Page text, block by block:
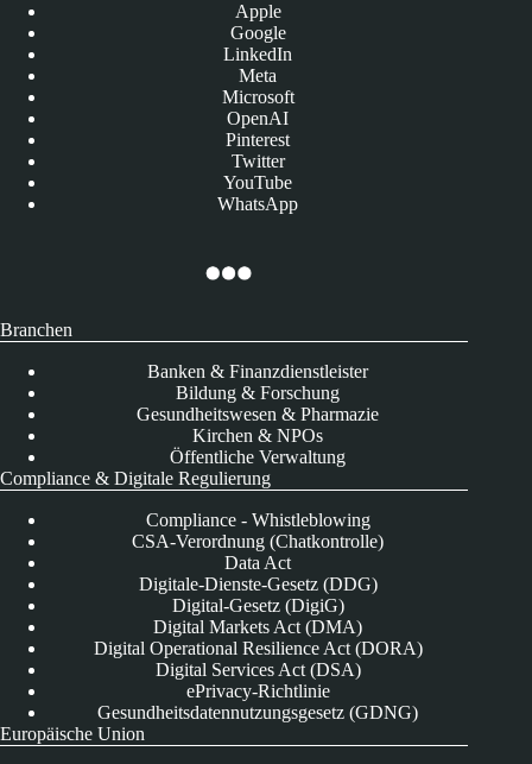
Apple
Google
LinkedIn
Meta
Microsoft
OpenAI
Pinterest
Twitter
YouTube
WhatsApp
Branchen
Banken & Finanzdienstleister
Bildung & Forschung
Gesundheitswesen & Pharmazie
Kirchen & NPOs
Öffentliche Verwaltung
Compliance & Digitale Regulierung
Compliance - Whistleblowing
CSA-Verordnung (Chatkontrolle)
Data Act
Digitale-Dienste-Gesetz (DDG)
Digital-Gesetz (DigiG)
Digital Markets Act (DMA)
Digital Operational Resilience Act (DORA)
Digital Services Act (DSA)
ePrivacy-Richtlinie
Gesundheitsdatennutzungsgesetz (GDNG)
Europäische Union